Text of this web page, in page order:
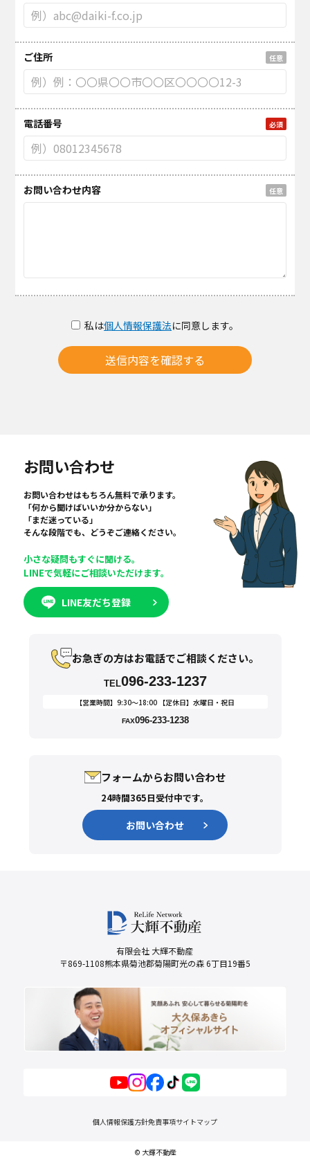
ご住所 任意
電話番号 必須
お問い合わせ内容 任意
私は個人情報保護法に同意します。
送信内容を確認する
お問い合わせ
お問い合わせはもちろん無料で承ります。
「何から聞けばいいか分からない」
「まだ迷っている」
そんな段階でも、どうぞご連絡ください。
小さな疑問もすぐに聞ける。
LINEで気軽にご相談いただけます。
LINE友だち登録
お急ぎの方はお電話でご相談ください。
TEL096-233-1237
【営業時間】9:30〜18:00 【定休日】水曜日・祝日
FAX096-233-1238
フォームからお問い合わせ
24時間365日受付中です。
お問い合わせ
有限会社 大輝不動産
〒869-1108熊本県菊池郡菊陽町光の森 6丁目19番5
個人情報保護方針免責事項サイトマップ
© 大輝不動産